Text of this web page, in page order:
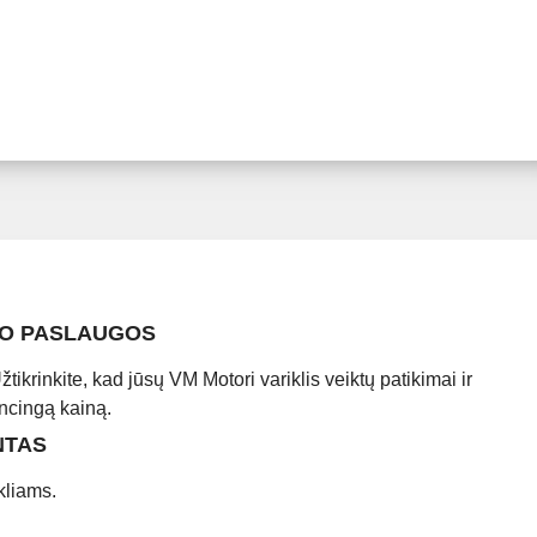
PASLAUGOS
kad jūsų VM Motori variklis veiktų patikimai ir
kainą.